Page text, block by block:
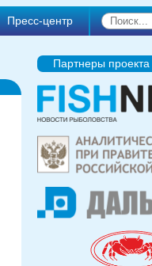
Пресс-центр
Партнеры проекта